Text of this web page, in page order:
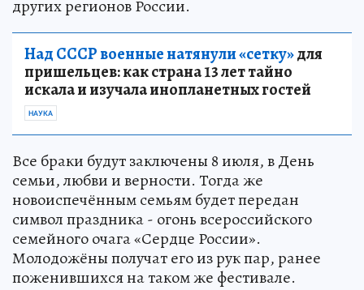
других регионов России.
Над СССР военные натянули «сетку»для
пришельцев: как страна 13 лет тайно
искала и изучала инопланетных гостей
НАУКА
Все браки будут заключены 8 июля, в День
семьи, любви и верности. Тогда же
новоиспечённым семьям будет передан
символ праздника - огонь всероссийского
семейного очага «Сердце России».
Молодожёны получат его из рук пар, ранее
поженившихся на таком же фестивале.